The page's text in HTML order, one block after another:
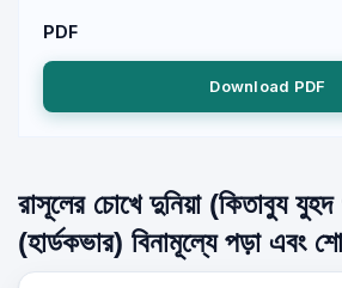
PDF
Download PDF
রাসূলের চোখে দুনিয়া (কিতাবুয
(হার্ডকভার) বিনামূল্যে পড়া এবং